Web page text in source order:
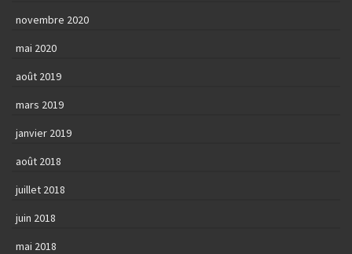
novembre 2020
mai 2020
août 2019
mars 2019
janvier 2019
août 2018
juillet 2018
juin 2018
mai 2018